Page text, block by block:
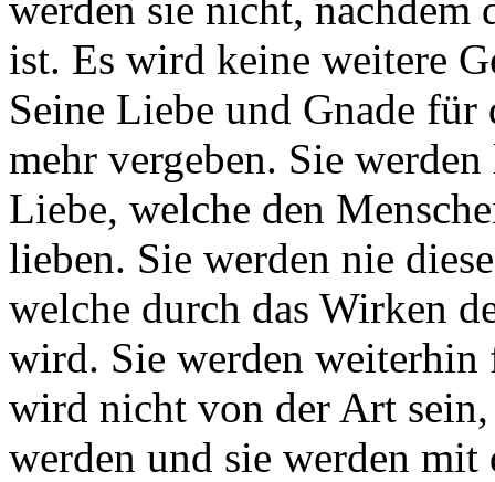
ist. Es wird keine weitere
Seine Liebe und Gnade
mehr vergeben. Sie
Liebe, welche den
lieben. Sie werden nie
welche durch das Wirken
wird. Sie werden
wird nicht von der Art sein,
werden und sie werden